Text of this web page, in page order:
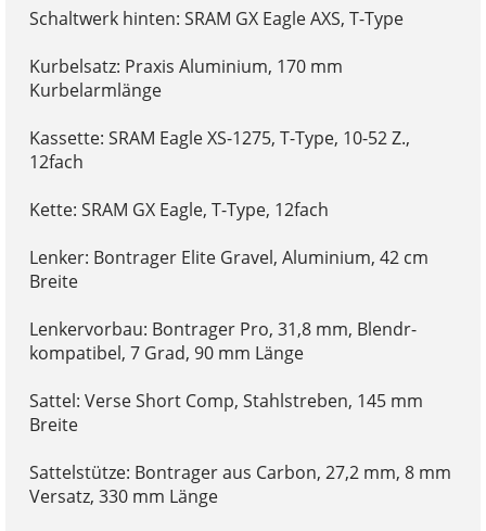
Schaltwerk hinten: SRAM GX Eagle AXS, T-Type
Kurbelsatz: Praxis Aluminium, 170 mm
Kurbelarmlänge
Kassette: SRAM Eagle XS-1275, T-Type, 10-52 Z.,
12fach
Kette: SRAM GX Eagle, T-Type, 12fach
Lenker: Bontrager Elite Gravel, Aluminium, 42 cm
Breite
Lenkervorbau: Bontrager Pro, 31,8 mm, Blendr-
kompatibel, 7 Grad, 90 mm Länge
Sattel: Verse Short Comp, Stahlstreben, 145 mm
Breite
Sattelstütze: Bontrager aus Carbon, 27,2 mm, 8 mm
Versatz, 330 mm Länge